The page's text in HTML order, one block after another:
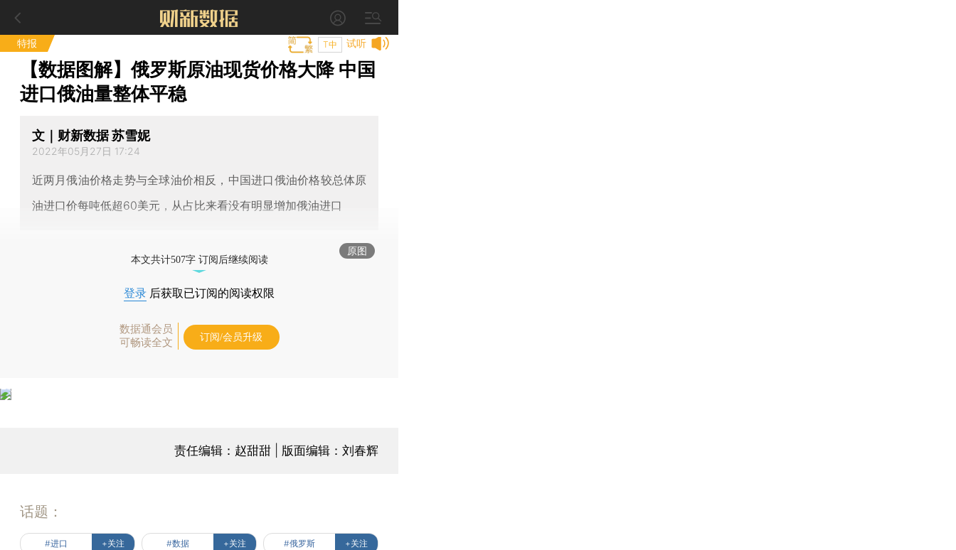
特报 试听
T中
【数据图解】俄罗斯原油现货价格大降 中国
进口俄油量整体平稳
文｜财新数据 苏雪妮
2022年05月27日 17:24
近两月俄油价格走势与全球油价相反，中国进口俄油价格较总体原
油进口价每吨低超60美元，从占比来看没有明显增加俄油进口
原图
本文共计507字 订阅后继续阅读
登录 后获取已订阅的阅读权限
数据通会员
可畅读全文
订阅/会员升级
责任编辑：赵甜甜 | 版面编辑：刘春辉
话题：
#进口 +关注 #数据 +关注 #俄罗斯 +关注